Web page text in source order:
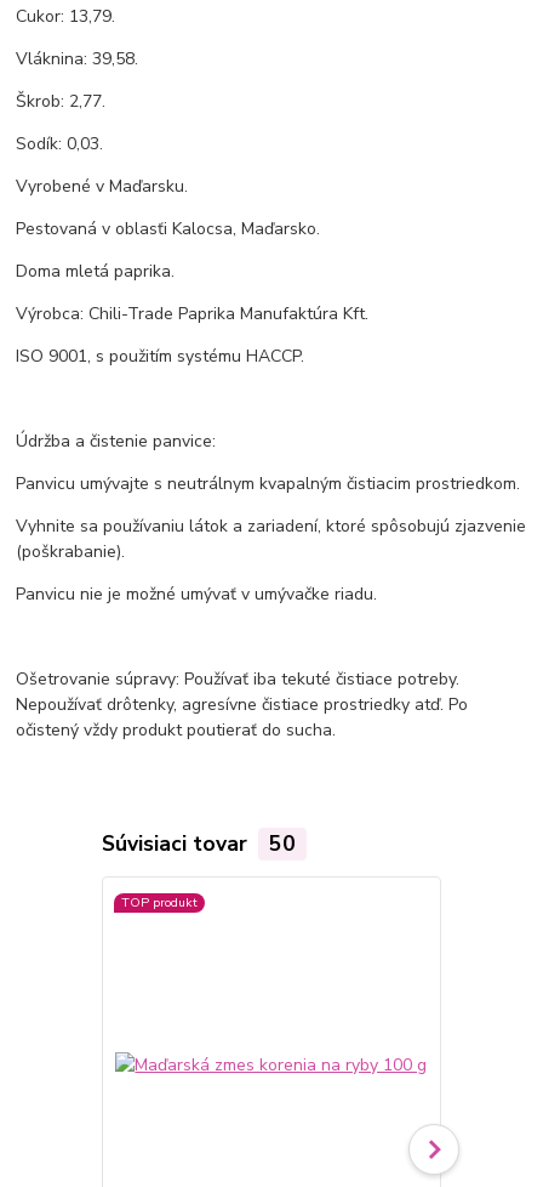
Cukor: 13,79.
Vláknina: 39,58.
Škrob: 2,77.
Sodík: 0,03.
Vyrobené v Maďarsku.
Pestovaná v oblasťi Kalocsa, Maďarsko.
Doma mletá paprika.
Výrobca: Chili-Trade Paprika Manufaktúra Kft.
ISO 9001, s použitím systému HACCP.
Údržba a čistenie panvice:
Panvicu umývajte s neutrálnym kvapalným čistiacim prostriedkom.
Vyhnite sa používaniu látok a zariadení, ktoré spôsobujú zjazvenie
(poškrabanie).
Panvicu nie je možné umývať v umývačke riadu.
Ošetrovanie súpravy: Používať iba tekuté čistiace potreby.
Nepoužívať drôtenky, agresívne čistiace prostriedky atď. Po
očistený vždy produkt poutierať do sucha.
Súvisiaci tovar 50
TOP produkt